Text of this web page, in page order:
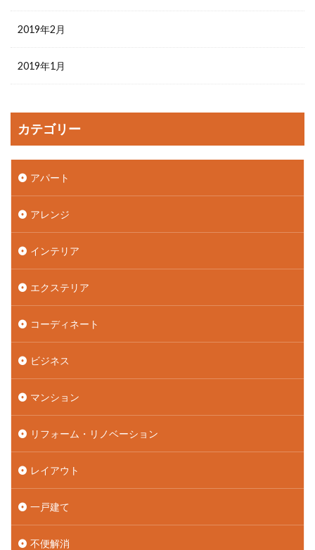
2019年2月
2019年1月
カテゴリー
アパート
アレンジ
インテリア
エクステリア
コーディネート
ビジネス
マンション
リフォーム・リノベーション
レイアウト
一戸建て
不便解消